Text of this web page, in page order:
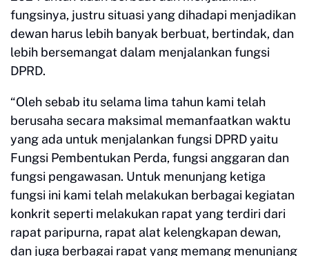
fungsinya, justru situasi yang dihadapi menjadikan
dewan harus lebih banyak berbuat, bertindak, dan
lebih bersemangat dalam menjalankan fungsi
DPRD.
“Oleh sebab itu selama lima tahun kami telah
berusaha secara maksimal memanfaatkan waktu
yang ada untuk menjalankan fungsi DPRD yaitu
Fungsi Pembentukan Perda, fungsi anggaran dan
fungsi pengawasan. Untuk menunjang ketiga
fungsi ini kami telah melakukan berbagai kegiatan
konkrit seperti melakukan rapat yang terdiri dari
rapat paripurna, rapat alat kelengkapan dewan,
dan juga berbagai rapat yang memang menunjang